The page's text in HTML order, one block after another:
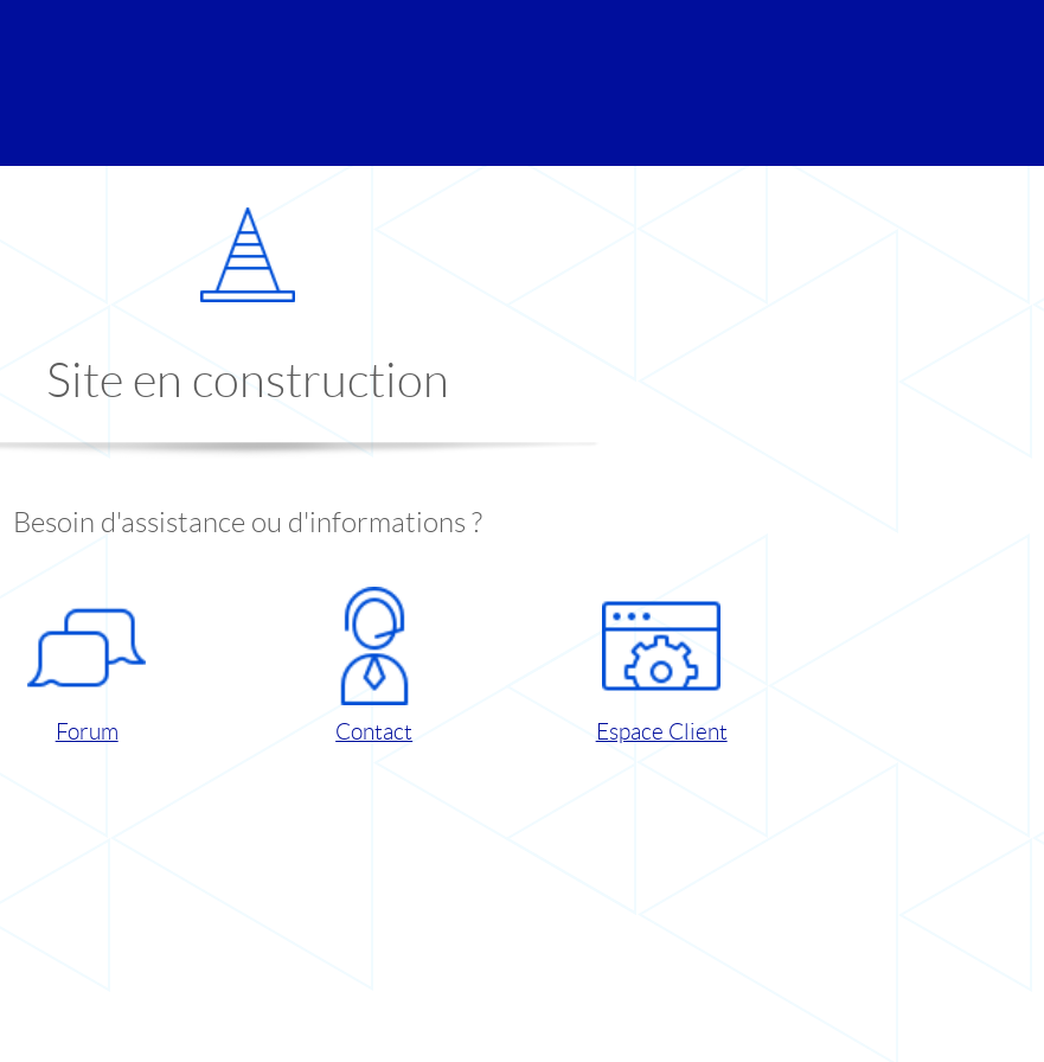
Site en construction
Besoin d'assistance ou d'informations ?
Forum Contact Espace Client